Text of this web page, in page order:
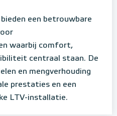
een betrouwbare
waarbij comfort,
centraal staan. De
en mengverhouding
prestaties en een
LTV-installatie.